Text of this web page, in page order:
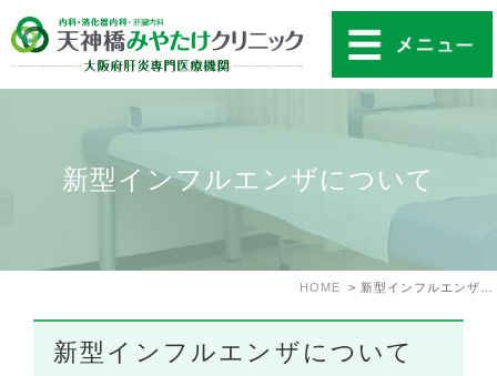
新型インフルエンザについて
HOME
新型インフルエンザについて